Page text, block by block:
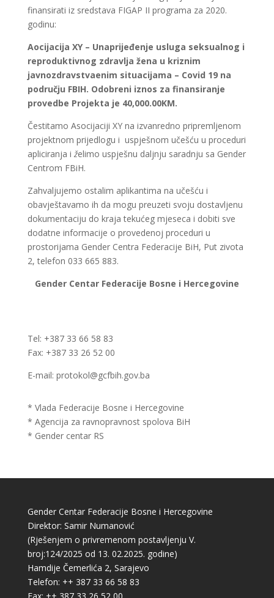
finansirati iz sredstava FIGAP II programa za 2020.
godinu:
Aocijacija XY – Unaprijeđenje usluga seksualnog i
reproduktivnog zdravlja žena u kriznim
javnozdravstvaenim situacijama – Covid 19 na
području FBIH. Odobreni iznos za finansiranje
provedbe Projekta je 40,000.00KM.
Čestitamo Asocijaciji XY na izvanredno pripremljenom
projektnom prijedlogu i uspješnom učešću u proceduri
apliciranja i želimo uspješnu daljnju saradnju sa Gender
Centrom FBiH.
Zahvaljujemo ostalim aplikantima na učešću i
obavještavamo ih da mogu preuzeti svoju dostavljenu
dokumentaciju do kraja tekućeg mjeseca i dobiti sve
dodatne informacije o provedenoj proceduri u
prostorijama Gender Centra Federacije BiH, Put zivota
2, telefon 033 665 883.
Gender Centar Federacije Bosne i Hercegovine
Tel: +387 33 66 58 83
Fax: +387 33 26 52 00
E-mail: protokol@gcfbih.gov.ba
* Vlada Federacije Bosne i Hercegovine
* Agencija za ravnopravnost spolova BiH
* Gender centar RS
Gender Centar Federacije Bosne i Hercegovine
Direktor: Samir Numanović
(Rješenjem o privremenom postavljenju V.
broj:124/2025 od 13. 02.2025. godine)
Hamdije Čemerlića 2, Sarajevo
Telefon: ++ 387 33 66 58 83